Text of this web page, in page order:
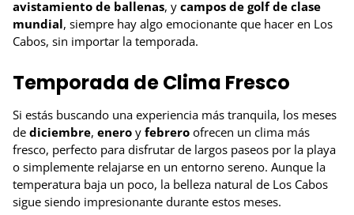
avistamiento de ballenas, y campos de golf de clase
mundial, siempre hay algo emocionante que hacer en Los
Cabos, sin importar la temporada.
Temporada de Clima Fresco
Si estás buscando una experiencia más tranquila, los meses
de diciembre, enero y febrero ofrecen un clima más
fresco, perfecto para disfrutar de largos paseos por la playa
o simplemente relajarse en un entorno sereno. Aunque la
temperatura baja un poco, la belleza natural de Los Cabos
sigue siendo impresionante durante estos meses.